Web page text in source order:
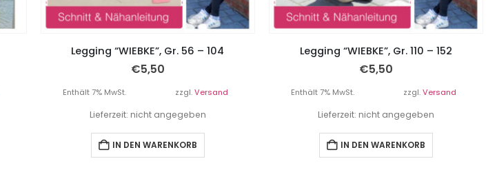
Legging “WIEBKE”, Gr. 56 – 104
€5,50
Enthält 7% MwSt. zzgl.Versand
Lieferzeit: nicht angegeben
IN DEN WARENKORB
Legging “WIEBKE”, Gr. 110 – 152
€5,50
Enthält 7% MwSt. zzgl.Versand
Lieferzeit: nicht angegeben
IN DEN WARENKORB